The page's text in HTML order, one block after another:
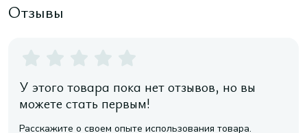
Отзывы
У этого товара пока нет отзывов, но вы
можете стать первым!
Расскажите о своем опыте использования товара.